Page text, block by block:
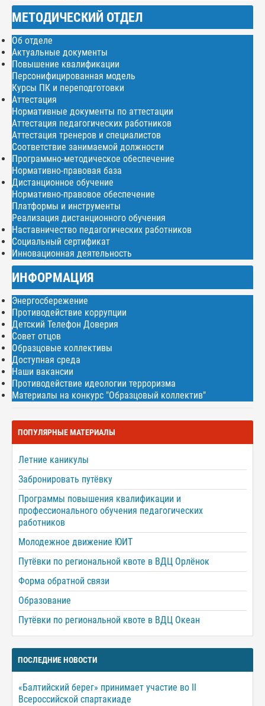
МЕТОДИЧЕСКИЙ ОТДЕЛ
Об отделе
Актуальные документы
Повышение квалификации
Персонифицированная модель
Курсы ПК и переподготовки
Аттестация
Нормативные документы по аттестации
Аттестация педагогических работников
Аттестация тренеров и специалистов
Соответствие занимаемой должности
Программно-методическое обеспечение
Нормативно-правовая база
Дистанционное обучение
Нормативно-правовое обеспечение
Платформы и инструменты
Реализация дистанционного обучения
Наставничество педагогических работников
Социальный сертификат
Инновационная деятельность
ИНФОРМАЦИЯ
Энергосбережение
Противодействие коррупции
Детский Телефон Доверия
Совет отцов
Образцовые коллективы
Доступная среда
Наши вакансии
Противодействие идеологии терроризма
Материалы на конкурс "Образцовый коллектив"
ПОПУЛЯРНЫЕ МАТЕРИАЛЫ
Летние каникулы
Забронировать путёвку
Программы повышения квалификации и
профессионального обучения педагогических
работников
Молодежное движение ЮИТ
Путёвки по региональной квоте в ВДЦ Орлёнок
Форма обратной связи
Образование
Путёвки по региональной квоте в ВДЦ Океан
ПОСЛЕДНИЕ НОВОСТИ
«Балтийский берег» принимает участие во II
Всероссийской спартакиаде